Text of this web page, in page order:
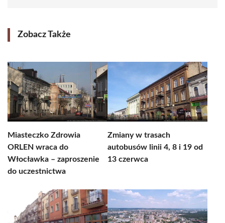
Zobacz Także
Miasteczko Zdrowia
ORLEN wraca do
Włocławka – zaproszenie
do uczestnictwa
Zmiany w trasach
autobusów linii 4, 8 i 19 od
13 czerwca